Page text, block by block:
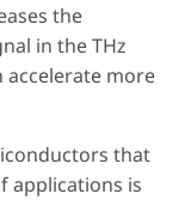
the
in the THz
accelerate more
that
applications is